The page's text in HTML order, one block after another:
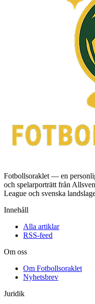
Fotbollsoraklet — en
och spelarporträtt från
League och svenska
Innehåll
Alla artiklar
RSS-feed
Om oss
Om Fotbollsoraklet
Nyhetsbrev
Juridik